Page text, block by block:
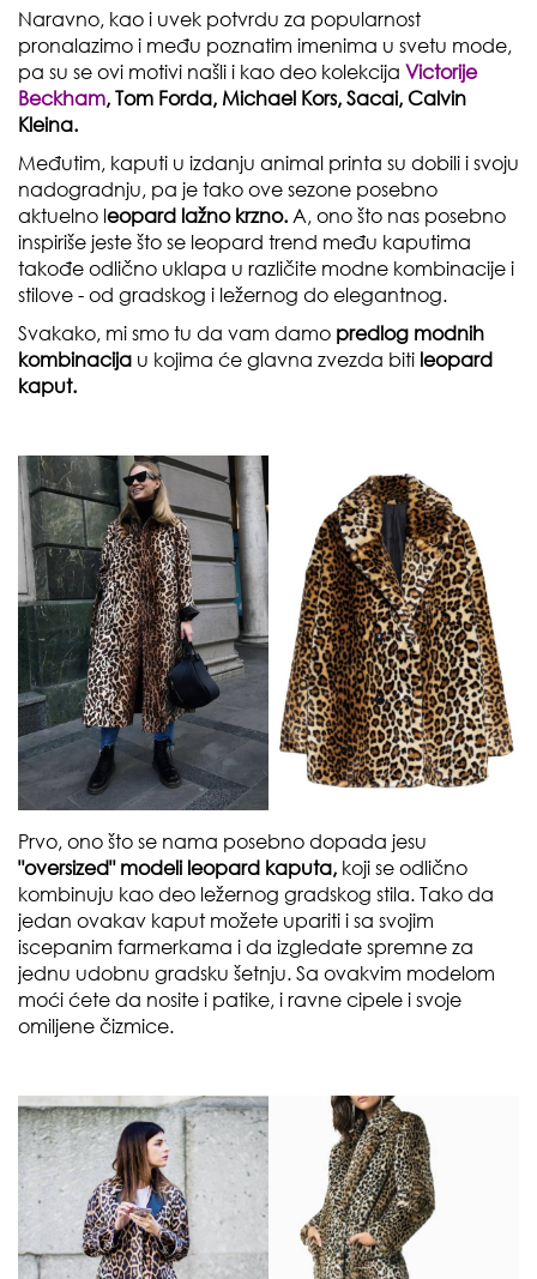
Naravno, kao i uvek potvrdu za popularnost
pronalazimo i među poznatim imenima u svetu mode,
pa su se ovi motivi našli i kao deo kolekcija Victorije
Beckham, Tom Forda, Michael Kors, Sacai, Calvin
Kleina.
Međutim, kaputi u izdanju animal printa su dobili i svoju
nadogradnju, pa je tako ove sezone posebno
aktuelno leopard lažno krzno. A, ono što nas posebno
inspiriše jeste što se leopard trend među kaputima
takođe odlično uklapa u različite modne kombinacije i
stilove - od gradskog i ležernog do elegantnog.
Svakako, mi smo tu da vam damo predlog modnih
kombinacija u kojima će glavna zvezda biti leopard
kaput.
Prvo, ono što se nama posebno dopada jesu
"oversized" modeli leopard kaputa, koji se odlično
kombinuju kao deo ležernog gradskog stila. Tako da
jedan ovakav kaput možete upariti i sa svojim
iscepanim farmerkama i da izgledate spremne za
jednu udobnu gradsku šetnju. Sa ovakvim modelom
moći ćete da nosite i patike, i ravne cipele i svoje
omiljene čizmice.